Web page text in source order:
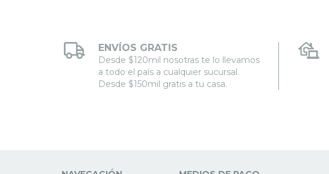
ENVÍOS GRATIS
Desde $120mil nosotras te lo llevamos
a todo el país a cualquier sucursal.
Desde $150mil gratis a tu casa.